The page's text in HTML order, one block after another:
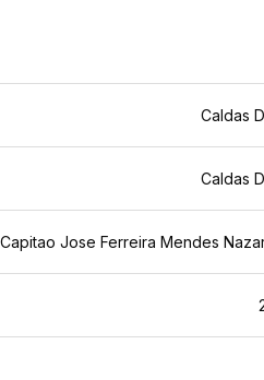
Caldas
Caldas
Jose Ferreira Mendes